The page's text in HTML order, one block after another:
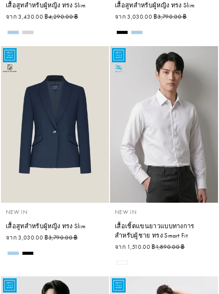
เสื้อสูทสำหรับผู้หญิง ทรง Slim
จาก 3,430.00 ฿ราคาปกติ
4,290.00 ฿
เสื้อสูทสำหรับผู้หญิง ทรง Slim
จาก 3,030.00 ฿ราคาปกติ
3,790.00 ฿
NEW IN
เสื้อสูทสำหรับผู้หญิง ทรง Slim
จาก 3,030.00 ฿ราคาปกติ
3,790.00 ฿
NEW IN
เสื้อเชิ้ตแขนยาวแบบทางการ
สำหรับผู้ชาย ทรง Smart Fit
จาก 1,510.00 ฿ราคาปกติ
1,890.00 ฿